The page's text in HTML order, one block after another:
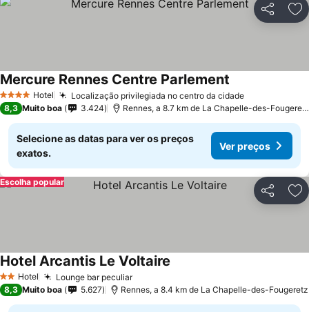
Partilhar
4 EstrelasHotel Localização privilegiada no centro da cidadeVer preços
Mercure Rennes Centre Parlement
8,3 Muito boa 3.424 Rennes, a 8.7 km de La Chapelle-des-Fougeretz
Selecione as datas para ver os preços
exatos.
Ver preços
Partilhar
Escolha popular
2 Estrelas
Hotel Lounge bar peculiarVer preços
Hotel Arcantis Le Voltaire
8,3 Muito boa 5.627 Rennes, a 8.4 km de La Chapelle-des-Fougeretz